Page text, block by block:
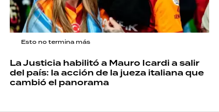
Esto no termina más
La Justicia habilitó a Mauro Icardi a salir
del país: la acción de la jueza italiana que
cambió el panorama